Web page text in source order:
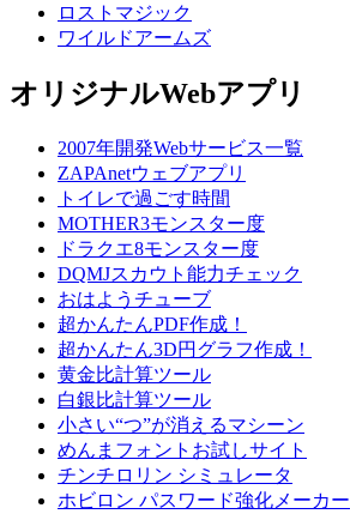
ロストマジック
ワイルドアームズ
オリジナルWebアプリ
2007年開発Webサービス一覧
ZAPAnetウェブアプリ
トイレで過ごす時間
MOTHER3モンスター度
ドラクエ8モンスター度
DQMJスカウト能力チェック
おはようチューブ
超かんたんPDF作成！
超かんたん3D円グラフ作成！
黄金比計算ツール
白銀比計算ツール
小さい“つ”が消えるマシーン
めんまフォントお試しサイト
チンチロリン シミュレータ
ホビロン パスワード強化メーカー